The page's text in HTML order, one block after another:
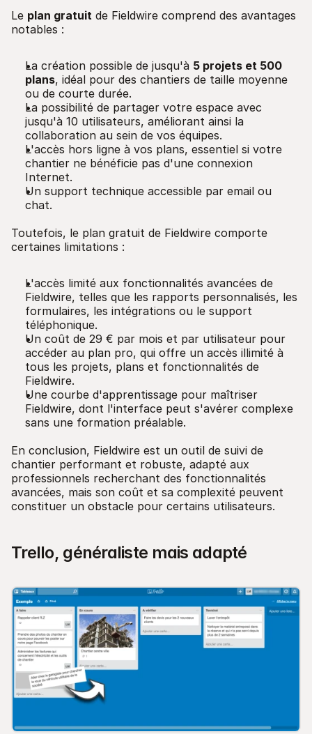
Le plan gratuit de Fieldwire comprend des avantages
notables :
La création possible de jusqu'à 5 projets et 500
plans, idéal pour des chantiers de taille moyenne
ou de courte durée.
La possibilité de partager votre espace avec
jusqu'à 10 utilisateurs, améliorant ainsi la
collaboration au sein de vos équipes.
L'accès hors ligne à vos plans, essentiel si votre
chantier ne bénéficie pas d'une connexion
Internet.
Un support technique accessible par email ou
chat.
Toutefois, le plan gratuit de Fieldwire comporte
certaines limitations :
L'accès limité aux fonctionnalités avancées de
Fieldwire, telles que les rapports personnalisés, les
formulaires, les intégrations ou le support
téléphonique.
Un coût de 29 € par mois et par utilisateur pour
accéder au plan pro, qui offre un accès illimité à
tous les projets, plans et fonctionnalités de
Fieldwire.
Une courbe d'apprentissage pour maîtriser
Fieldwire, dont l'interface peut s'avérer complexe
sans une formation préalable.
En conclusion, Fieldwire est un outil de suivi de
chantier performant et robuste, adapté aux
professionnels recherchant des fonctionnalités
avancées, mais son coût et sa complexité peuvent
constituer un obstacle pour certains utilisateurs.
Trello, généraliste mais adapté